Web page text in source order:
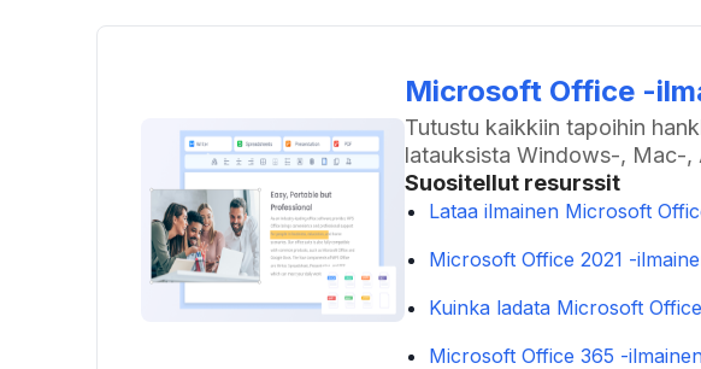
Microsoft Office -
Tutustu kaikkiin tapoihin
latauksista Windows-, Mac-,
Suositellut resurssit
Lataa ilmainen Microsoft
Microsoft Office 2021 -
Kuinka ladata Microsoft
Microsoft Office 365 -